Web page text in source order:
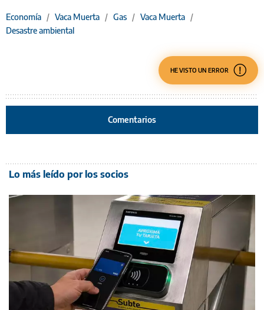
Economía / Vaca Muerta / Gas / Vaca Muerta /
Desastre ambiental
HE VISTO UN ERROR
Comentarios
Lo más leído por los socios